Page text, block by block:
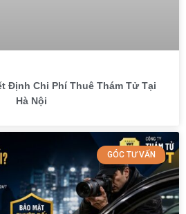
Định Chi Phí Thuê Thám Tử Tại
Hà Nội
GÓC TƯ VẤN